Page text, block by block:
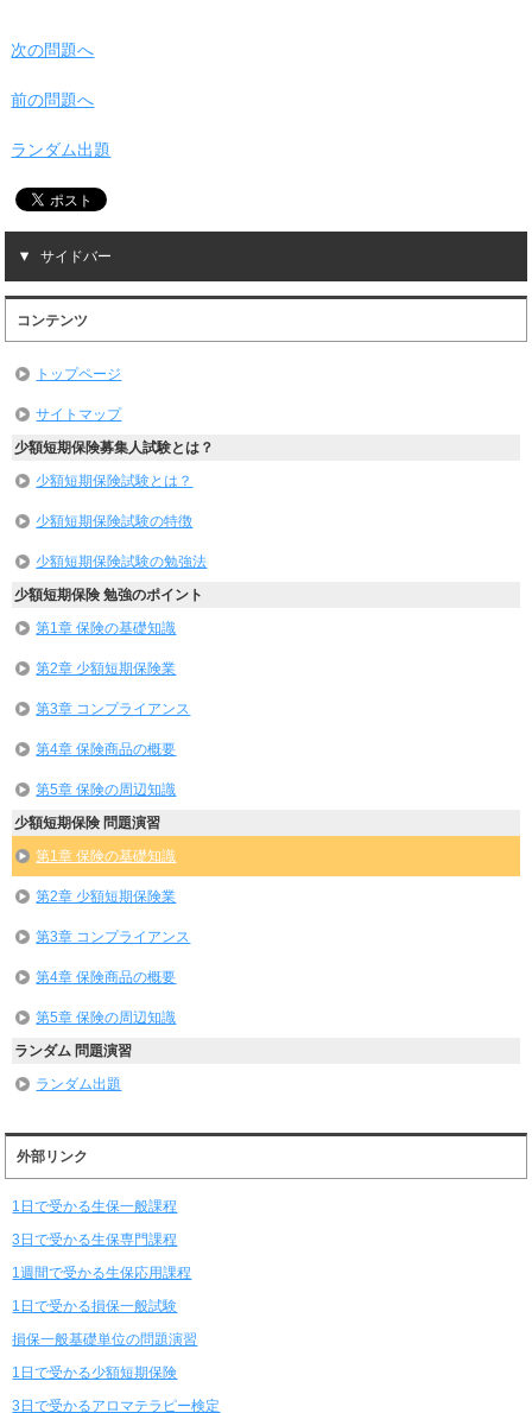
次の問題へ
前の問題へ
ランダム出題
サイドバー
コンテンツ
トップページ
サイトマップ
少額短期保険募集人試験とは？
少額短期保険試験とは？
少額短期保険試験の特徴
少額短期保険試験の勉強法
少額短期保険 勉強のポイント
第1章 保険の基礎知識
第2章 少額短期保険業
第3章 コンプライアンス
第4章 保険商品の概要
第5章 保険の周辺知識
少額短期保険 問題演習
第1章 保険の基礎知識
第2章 少額短期保険業
第3章 コンプライアンス
第4章 保険商品の概要
第5章 保険の周辺知識
ランダム 問題演習
ランダム出題
外部リンク
1日で受かる生保一般課程
3日で受かる生保専門課程
1週間で受かる生保応用課程
1日で受かる損保一般試験
損保一般基礎単位の問題演習
1日で受かる少額短期保険
3日で受かるアロマテラピー検定